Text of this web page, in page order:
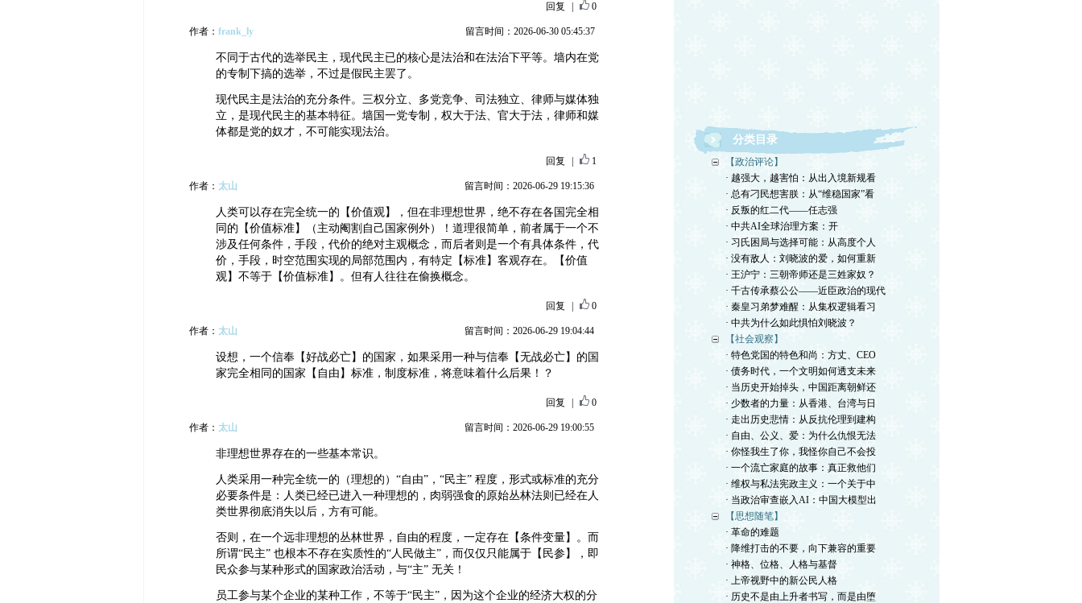
回复 0
作者： frank_ly 留言时间：2026-06-30 05:45:37
不同于古代的选举民主，现代民主已的核心是法治和在法治下平等。墙内在党
的专制下搞的选举，不过是假民主罢了。
现代民主是法治的充分条件。三权分立、多党竞争、司法独立、律师与媒体独
立，是现代民主的基本特征。墙国一党专制，权大于法、官大于法，律师和媒
体都是党的奴才，不可能实现法治。
回复 1
作者： 太山 留言时间：2026-06-29 19:15:36
人类可以存在完全统一的【价值观】，但在非理想世界，绝不存在各国完全相
同的【价值标准】（主动阉割自己国家例外）！道理很简单，前者属于一个不
涉及任何条件，手段，代价的绝对主观概念，而后者则是一个有具体条件，代
价，手段，时空范围实现的局部范围内，有特定【标准】客观存在。【价值
观】不等于【价值标准】。但有人往往在偷换概念。
回复 0
作者： 太山 留言时间：2026-06-29 19:04:44
设想，一个信奉【好战必亡】的国家，如果采用一种与信奉【无战必亡】的国
家完全相同的国家【自由】标准，制度标准，将意味着什么后果！？
回复 0
作者： 太山 留言时间：2026-06-29 19:00:55
非理想世界存在的一些基本常识。
人类采用一种完全统一的（理想的）“自由”，“民主” 程度，形式或标准的充分
必要条件是：人类已经已进入一种理想的，肉弱强食的原始丛林法则已经在人
类世界彻底消失以后，方有可能。
否则，在一个远非理想的丛林世界，自由的程度，一定存在【条件变量】。而
所谓“民主” 也根本不存在实质性的“人民做主”，而仅仅只能属于【民参】，即
民众参与某种形式的国家政治活动，与“主” 无关！
员工参与某个企业的某种工作，不等于“民主”，因为这个企业的经济大权的分
分类目录
【政治评论】
· 越强大，越害怕：从出入境新规看
· 总有刁民想害朕：从“维稳国家”看
· 反叛的红二代——任志强
· ​中共AI全球治理方案：开
· 习氏困局与选择可能：从高度个人
· 没有敌人：刘晓波的爱，如何重新
· 王沪宁：三朝帝师还是三姓家奴？
· 千古传承蔡公公——近臣政治的现代
· 秦皇习弟梦难醒：从集权逻辑看习
· 中共为什么如此惧怕刘晓波？
【社会观察】
· 特色党国的特色和尚：方丈、CEO
· 债务时代，一个文明如何透支未来
· 当历史开始掉头，中国距离朝鲜还
· 少数者的力量：从香港、台湾与日
· 走出历史悲情：从反抗伦理到建构
· 自由、公义、爱：为什么仇恨无法
· 你怪我生了你，我怪你自己不会投
· 一个流亡家庭的故事：真正救他们
· 维权与私法宪政主义：一个关于中
· 当政治审查嵌入AI：中国大模型出
【思想随笔】
· 革命的难题
· 降维打击的不要，向下兼容的重要
· ​神格、位格、人格与基督
· 上帝视野中的新公民人格
· 历史不是由上升者书写，而是由堕